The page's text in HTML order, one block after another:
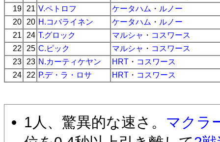
19
21 V.ペトロフ ケータハム ・ ルノー
20
20 H.コバライネン ケータハム ・ ルノー
21
24 T.グロック マルシャ ・ コスワース
22
25 C.ピック マルシャ ・ コスワース
23
23 N.カーティケヤン HRT ・ コスワース
24
22 P.デ・ラ・ロサ HRT ・ コスワース
1人、驚異的な速さ。 マクラ